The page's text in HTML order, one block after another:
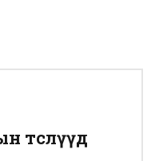
төслүүд